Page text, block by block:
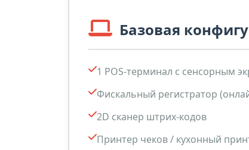
Базовая
1 POS-терминал с сенсорным
Фискальный регистратор
2D сканер штрих-кодов
Принтер чеков / кухонный